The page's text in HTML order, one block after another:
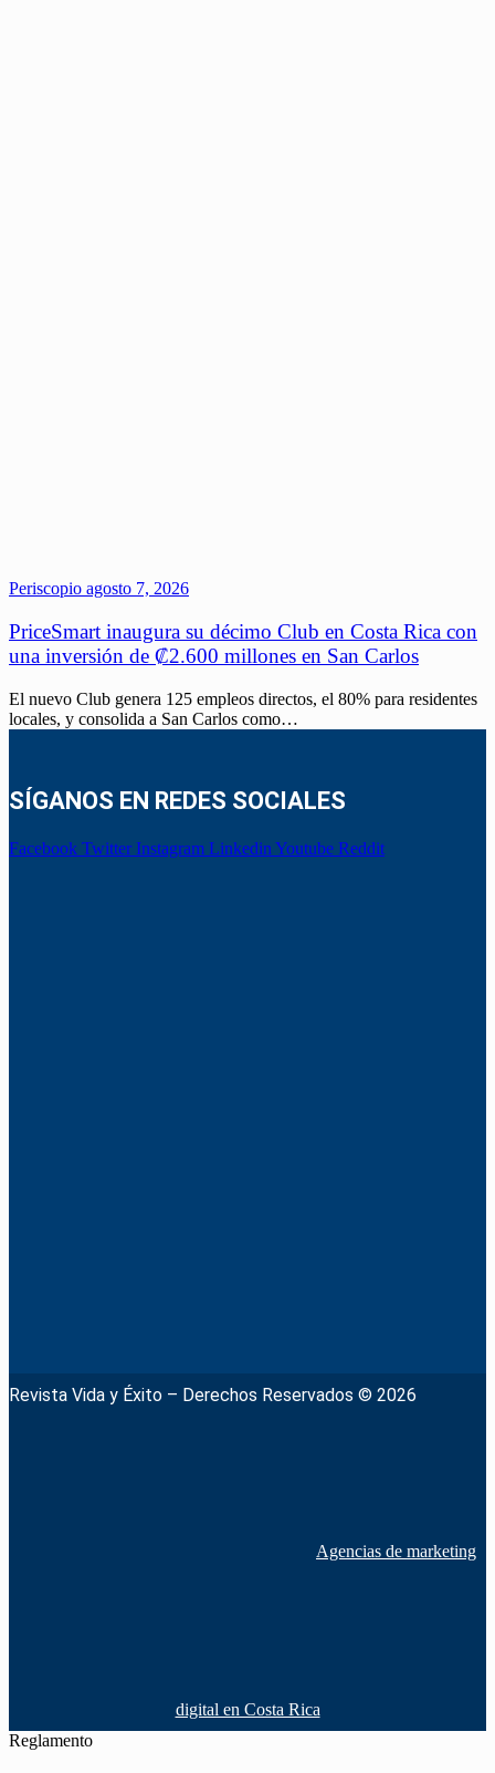
Periscopio agosto 7, 2026
PriceSmart inaugura su décimo Club en Costa Rica con
una inversión de ₡2.600 millones en San Carlos
El nuevo Club genera 125 empleos directos, el 80% para residentes
locales, y consolida a San Carlos como…
SÍGANOS EN REDES SOCIALES
Facebook Twitter Instagram Linkedin Youtube Reddit
Revista Vida y Éxito – Derechos Reservados © 2026
Agencias de marketing
digital en Costa Rica
Reglamento